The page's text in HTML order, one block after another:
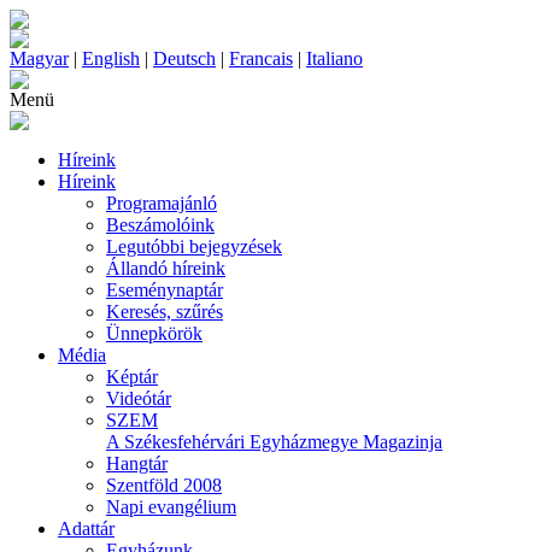
Magyar| English | Deutsch | Francais | Italiano
Menü
Híreink
Híreink
Programajánló
Beszámolóink
Legutóbbi bejegyzések
Állandó híreink
Eseménynaptár
Keresés, szűrés
Ünnepkörök
Média
Képtár
Videótár
SZEM
A Székesfehérvári Egyházmegye Magazinja
Hangtár
Szentföld 2008
Napi evangélium
Adattár